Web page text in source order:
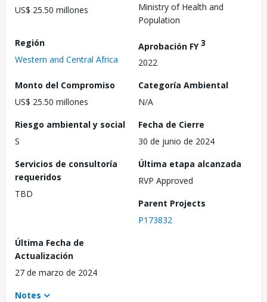
US$ 25.50 millones
Ministry of Health and
Population
Región
Western and Central Africa
Aprobación FY3
2022
Monto del Compromiso
US$ 25.50 millones
Categoría Ambiental
N/A
Riesgo ambiental y social
S
Fecha de Cierre
30 de junio de 2024
Servicios de consultoría
requeridos
TBD
Última etapa alcanzada
RVP Approved
Parent Projects
P173832
Última Fecha de
Actualización
27 de marzo de 2024
Notes